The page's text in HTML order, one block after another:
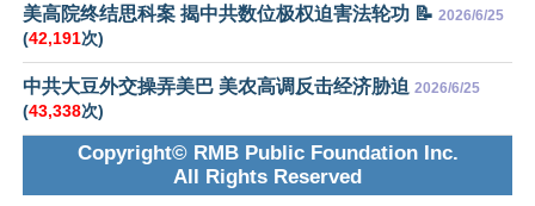
美高院终结思科案 揭中共数位极权迫害法轮功 📝 2026/6/25
(42,191次)
中共大豆外交操弄美巴 美农高调反击经济胁迫 2026/6/25
(43,338次)
Copyright© RMB Public Foundation Inc.
All Rights Reserved